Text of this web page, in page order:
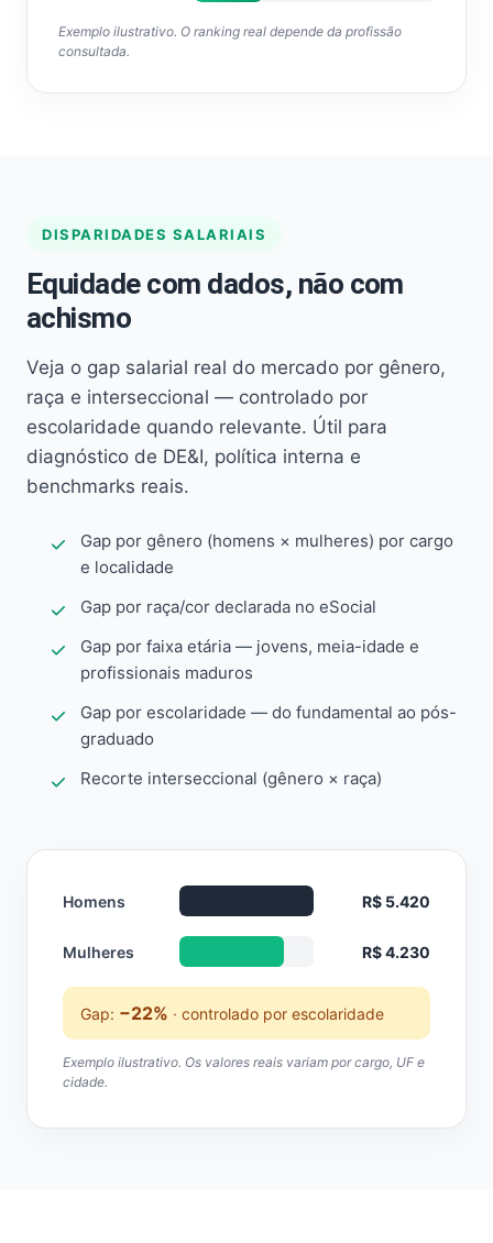
Exemplo ilustrativo. O ranking real depende da profissão
consultada.
DISPARIDADES SALARIAIS
Equidade com dados, não com
achismo
Veja o gap salarial real do mercado por gênero,
raça e interseccional — controlado por
escolaridade quando relevante. Útil para
diagnóstico de DE&I, política interna e
benchmarks reais.
Gap por gênero (homens × mulheres) por cargo
e localidade
Gap por raça/cor declarada no eSocial
Gap por faixa etária — jovens, meia-idade e
profissionais maduros
Gap por escolaridade — do fundamental ao pós-
graduado
Recorte interseccional (gênero × raça)
Homens R$ 5.420
Mulheres R$ 4.230
Gap: −22% · controlado por escolaridade
Exemplo ilustrativo. Os valores reais variam por cargo, UF e
cidade.